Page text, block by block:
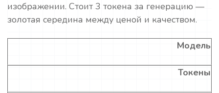
изображении. Стоит 3 токена за генерацию —
золотая середина между ценой и качеством.
Модель
Токены